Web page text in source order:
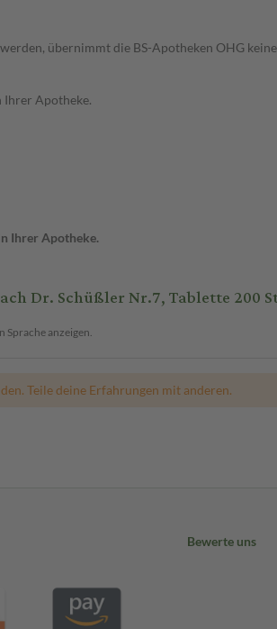
übernimmt die BS-Apotheken OHG
Ihrer Apotheke.
Ihrer Apotheke.
Dr. Schüßler Nr.7, Tablette 200
Sprache anzeigen.
Teile deine Erfahrungen mit anderen.
Bewerte uns